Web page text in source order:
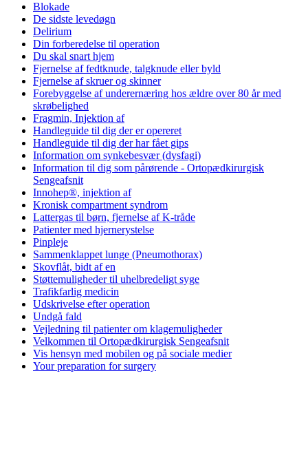
Blokade
De sidste levedøgn
Delirium
Din forberedelse til operation
Du skal snart hjem
Fjernelse af fedtknude, talgknude eller byld
Fjernelse af skruer og skinner
Forebyggelse af underernæring hos ældre over 80 år med
skrøbelighed
Fragmin, Injektion af
Handleguide til dig der er opereret
Handleguide til dig der har fået gips
Information om synkebesvær (dysfagi)
Information til dig som pårørende - Ortopædkirurgisk
Sengeafsnit
Innohep®, injektion af
Kronisk compartment syndrom
Lattergas til børn, fjernelse af K-tråde
Patienter med hjernerystelse
Pinpleje
Sammenklappet lunge (Pneumothorax)
Skovflåt, bidt af en
Støttemuligheder til uhelbredeligt syge
Trafikfarlig medicin
Udskrivelse efter operation
Undgå fald
Vejledning til patienter om klagemuligheder
Velkommen til Ortopædkirurgisk Sengeafsnit
Vis hensyn med mobilen og på sociale medier
Your preparation for surgery